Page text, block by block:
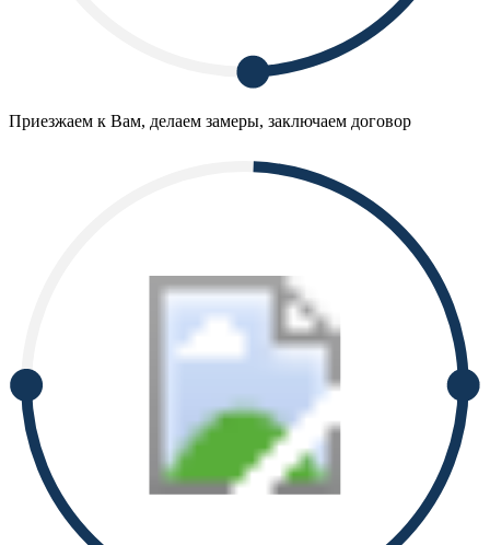
Приезжаем к Вам, делаем замеры, заключаем договор